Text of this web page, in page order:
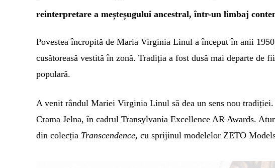
reinterpretare a meșteșugului ancestral,într-un limbaj
Povestea încropită de Maria Virginia Linul a început în anii
cusătoreasă vestită în zonă. Tradiția a fost dusă mai departe de
populară.
A venit rândul Mariei Virginia Linul să dea un sens nou
Crama Jelna, în cadrul Transylvania Excellence AR Awards.
din colecția Transcendence, cu sprijinul modelelor ZETO